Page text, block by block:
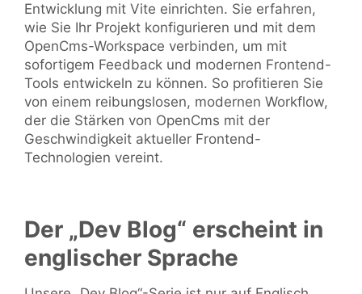
Entwicklung mit Vite einrichten. Sie erfahren,
wie Sie Ihr Projekt konfigurieren und mit dem
OpenCms-Workspace verbinden, um mit
sofortigem Feedback und modernen Frontend-
Tools entwickeln zu können. So profitieren Sie
von einem reibungslosen, modernen Workflow,
der die Stärken von OpenCms mit der
Geschwindigkeit aktueller Frontend-
Technologien vereint.
Der „Dev Blog“ erscheint in
englischer Sprache